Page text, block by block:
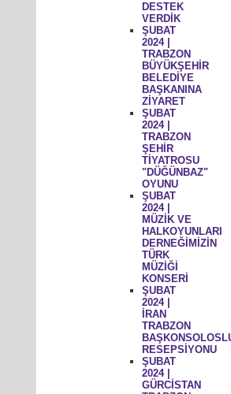
DESTEK
VERDİK
ŞUBAT
2024 |
TRABZON
BÜYÜKŞEHİR
BELEDİYE
BAŞKANINA
ZİYARET
ŞUBAT
2024 |
TRABZON
ŞEHİR
TİYATROSU
"DÜĞÜNBAZ"
OYUNU
ŞUBAT
2024 |
MÜZİK VE
HALKOYUNLARI
DERNEĞİMİZİN
TÜRK
MÜZİĞİ
KONSERİ
ŞUBAT
2024 |
İRAN
TRABZON
RESEPSİYONU
ŞUBAT
2024 |
GÜRCİSTAN